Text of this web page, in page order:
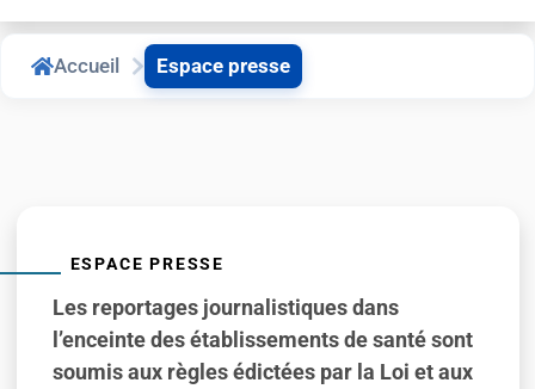
Accueil Espace presse
ESPACE PRESSE
Les reportages journalistiques dans
l’enceinte des établissements de santé sont
soumis aux règles édictées par la Loi et aux